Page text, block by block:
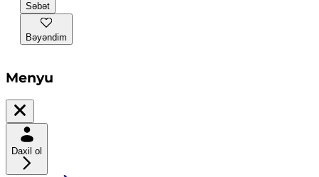
Səbət
Bəyəndim
Menyu
Daxil ol